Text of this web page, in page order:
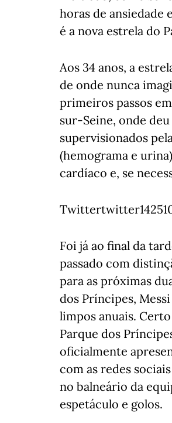
horas de ansiedade
é a nova estrela do
Aos 34 anos, a
de onde nunca
primeiros passos
sur-Seine, onde
supervisionados
(hemograma e
cardíaco e, se
Foi já ao final da
passado com
para as próximas
dos Príncipes,
limpos anuais.
Parque dos
oficialmente
com as redes
no balneário da
espetáculo e golos.